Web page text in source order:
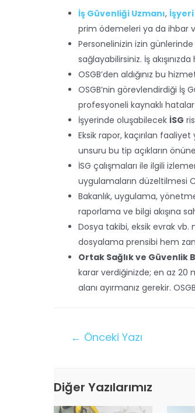
İş Güvenliği Uzmanı,
prim ödemeleri ya da ihbar
Personelinizin izin
sağlayabilirsiniz. İş
OSGB’den aldığınız bu
OSGB’nin görevlendirdiği İş
profesyoneli kaynaklı hatalar
İşyerinde oluşabilecek İSG
Eksik rapor, kaçırılan
unsuru bu tip açıkların
İSG çalışmaları ile ilgili
uygulamaların düzeltilmesi
Bakanlık, uygulama,
raporlama ve bilgi akışına
Dosya takibi, eksik evrak
dosyalama prensibi hem
Ortak Sağlık ve Güvenlik
karar verdiğinizde; en az 20
alanı ayırmanız gerekir.
← Önceki Yazı
Diğer Yazılarımız